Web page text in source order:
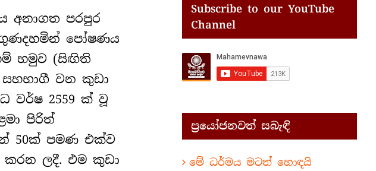
අනාගත පරපුර
පෝෂණය
හමුව (සිඟිති
වන කුඩා
වර්ෂ 2559 ක් වූ
පිරිත්
50ක් පමණ එක්ව
ලදී. එම කුඩා
Subscribe to our YouTube
Channel
ප්‍රයෝජනවත් සබැඳි
මේ ධර්මය මටත් හොඳයි